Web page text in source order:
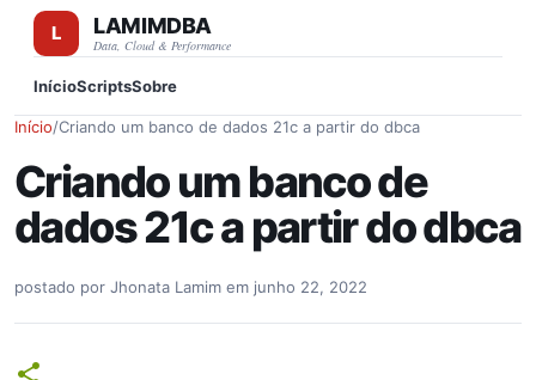
LAMIMDBA
Data, Cloud & Performance
InícioScriptsSobre
Início/Criando um banco de dados 21c a partir do dbca
Criando um banco de
dados 21c a partir do dbca
postado por Jhonata Lamim em junho 22, 2022